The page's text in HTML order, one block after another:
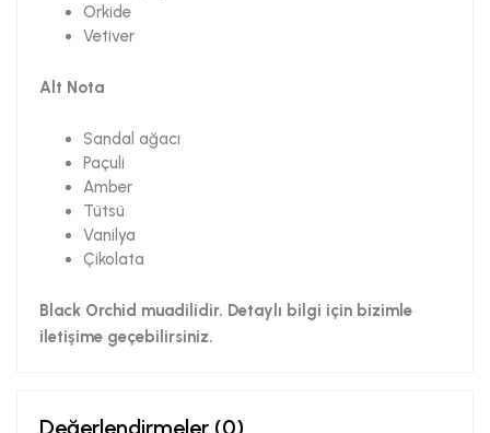
Orkide
Vetiver
Alt Nota
Sandal ağacı
Paçuli
Amber
Tütsü
Vanilya
Çikolata
Black Orchid muadilidir. Detaylı bilgi için bizimle
iletişime geçebilirsiniz.
Değerlendirmeler (0)